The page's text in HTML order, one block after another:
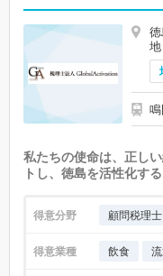
地
私たちの使命は、正し
トし、徳島を活性化す
得意分野 顧問税理士
得意業種 飲食